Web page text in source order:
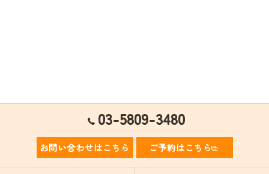
03-5809-3480
お問い合わせはこちら ご予約はこちら